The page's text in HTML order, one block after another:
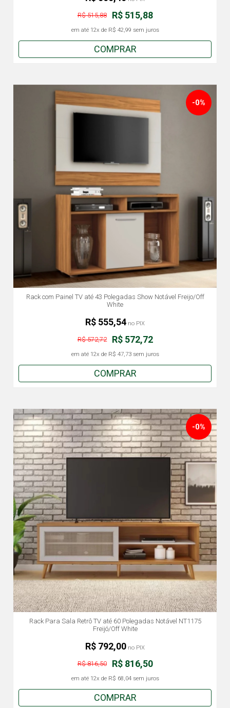
R$ 515,88
R$ 515,88
em até 12x de R$ 42,99 sem juros
COMPRAR
Rack com Painel TV até 43 Polegadas Show Notável Freijo/Off
White
-0%
R$ 572,72
R$ 572,72
em até 12x de R$ 47,73sem juros
R$ 555,54 no PIX
COMPRAR
Rack Para Sala Retrô TV até 60 Polegadas Notável NT1175
Freijó/Off White
-0%
R$ 816,50
R$ 816,50
em até 12x de R$ 68,04sem juros
R$ 792,00 no PIX
COMPRAR